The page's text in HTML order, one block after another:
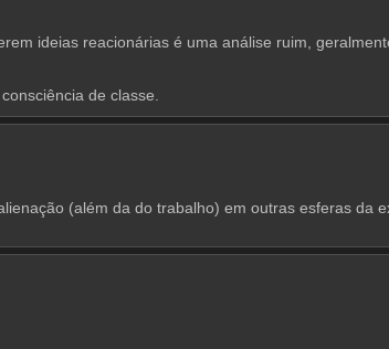
ideias reacionárias é uma análise ruim,
de classe.
(além da do trabalho) em outras esferas da